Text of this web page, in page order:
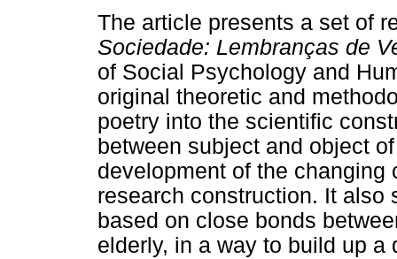
The article presents a set of
Sociedade: Lembranças de
of Social Psychology and
original theoretic and
poetry into the scientific
between subject and object
development of the changing
research construction. It also
based on close bonds
elderly, in a way to build up a